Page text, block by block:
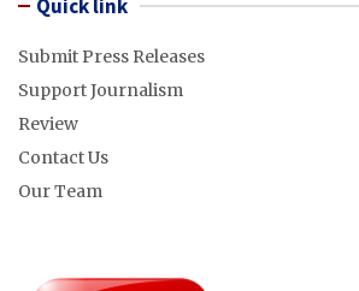
Quick link
Submit Press Releases
Support Journalism
Review
Contact Us
Our Team